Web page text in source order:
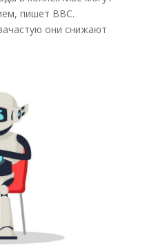
пишет BBC.
они снижают